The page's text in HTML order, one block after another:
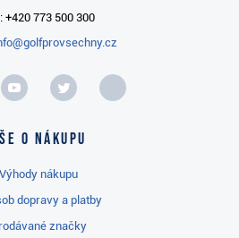
+420 773 500 300
o nákupu
Výhody nákupu
dopravy a platby
značky